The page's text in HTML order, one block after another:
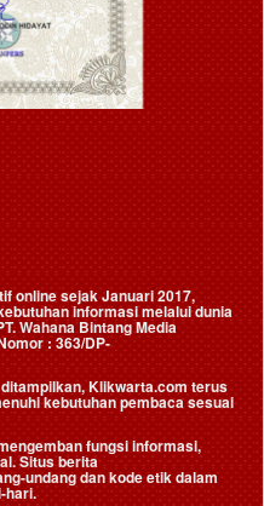
online sejak Januari 2017,
informasi melalui dunia
Wahana Bintang Media
: 363/DP-
Klikwarta.com terus
kebutuhan pembaca sesuai
fungsi informasi,
Situs berita
undang dan kode etik dalam
hari.